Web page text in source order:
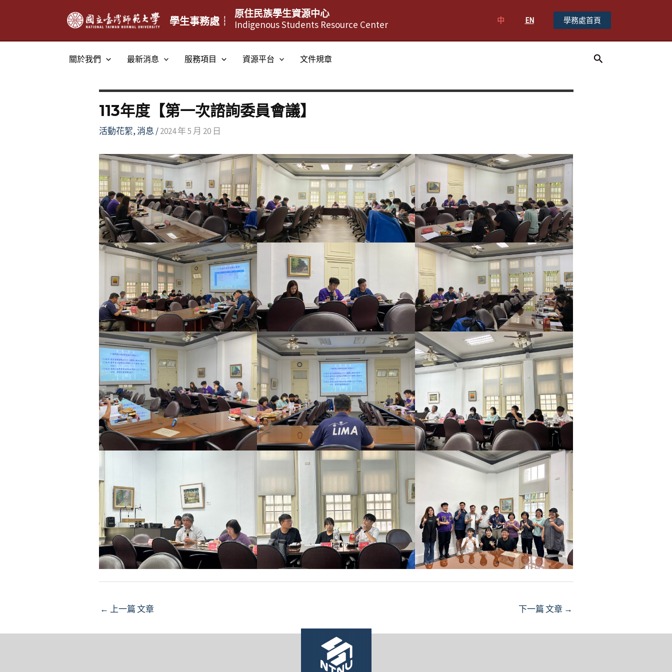
學生事務處┆
原住民族學生資源中心
Indigenous Students Resource Center
中 EN 學務處首頁
關於我們 最新消息 服務項目 資源平台 文件規章
搜
113年度【第一次諮詢委員會議】
活動花絮,消息 /2024 年 5 月 20 日
Post
← 上一篇 文章 下一篇 文章 →